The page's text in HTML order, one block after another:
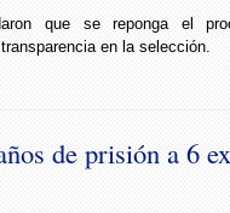
que se reponga el
en la selección.
de prisión a 6